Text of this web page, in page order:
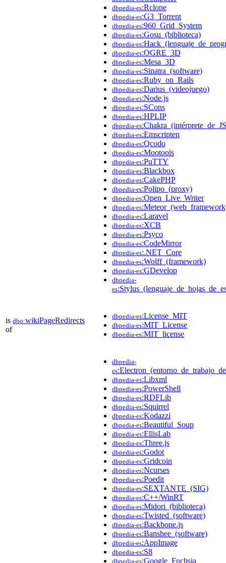
dbpedia-es:Rclone
dbpedia-es:G3_Torrent
dbpedia-es:960_Grid_System
dbpedia-es:Gosu_(biblioteca)
dbpedia-es
dbpedia-es:OGRE_3D
dbpedia-es:Mesa_3D
dbpedia-es:Sinatra_(software)
dbpedia-es:Ruby_on_Rails
dbpedia-es:Darius_(videojuego)
dbpedia-es:Node.js
dbpedia-es:SCons
dbpedia-es:HPLIP
dbpedia-es
dbpedia-es:Emscripten
dbpedia-es:Qcodo
dbpedia-es:Mootools
dbpedia-es:PuTTY
dbpedia-es:Blackbox
dbpedia-es:CakePHP
dbpedia-es:Polipo_(proxy)
dbpedia-es:Open_Live_Writer
dbpedia-es
dbpedia-es:Laravel
dbpedia-es:XCB
dbpedia-es:Psyco
dbpedia-es:CodeMirror
dbpedia-es:.NET_Core
dbpedia-es:Wolff_(framework)
dbpedia-es:GDevelop
dbpedia-
es
is dbo:wikiPageRedirects
of
dbpedia-es:License_MIT
dbpedia-es:MIT_License
dbpedia-es:MIT_license
dbpedia-
es
dbpedia-es:Libxml
dbpedia-es:PowerShell
dbpedia-es:RDFLib
dbpedia-es:Squirrel
dbpedia-es:Kodazzi
dbpedia-es:Beautiful_Soup
dbpedia-es:EllisLab
dbpedia-es:Three.js
dbpedia-es:Godot
dbpedia-es:Gridcoin
dbpedia-es:Ncurses
dbpedia-es:Poedit
dbpedia-es:SEXTANTE_(SIG)
dbpedia-es:C++/WinRT
dbpedia-es:Midori_(biblioteca)
dbpedia-es:Twisted_(software)
dbpedia-es:Backbone.js
dbpedia-es:Banshee_(software)
dbpedia-es:AppImage
dbpedia-es:S8
dbpedia-es:Google_Fuchsia